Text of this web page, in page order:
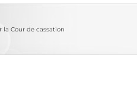
la Cour de cassation